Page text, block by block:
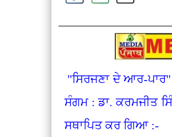
"ਸਿਰਜਣਾ ਦੇ ਆਰ-
ਸੰਗਮ : ਡਾ. ਕਰਮਜੀਤ
ਸਥਾਪਿਤ ਕਰ ਗਿਆ :-